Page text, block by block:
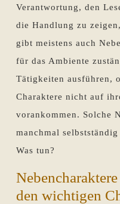
Verantwortung, den
die Handlung zu
gibt meistens auch
für das Ambiente
Tätigkeiten ausführen,
Charaktere nicht auf
vorankommen. Solche
manchmal
Was tun?
den wichtigen